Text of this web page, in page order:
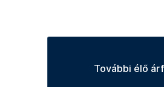
További élő